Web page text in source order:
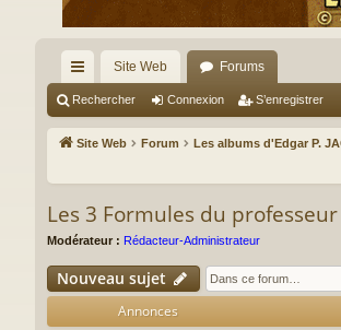
cc
ès
de
Site Web Forums
Rechercher Connexion S’enregistrer
Site Web Forum Les albums d'Edgar P.
Les 3 Formules du
Modérateur : Rédacteur-Administrateur
Nouveau sujet
Annonces